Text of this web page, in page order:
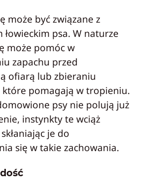
może być związane z
łowieckim psa. W naturze
może pomóc w
zapachu przed
ofiarą lub zbieraniu
które pomagają w tropieniu.
psy nie polują już
instynkty te wciąż
je do
się w takie zachowania.